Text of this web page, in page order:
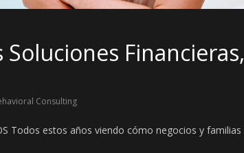
Financieras,
Consulting
Todos estos años viendo cómo negocios y familias